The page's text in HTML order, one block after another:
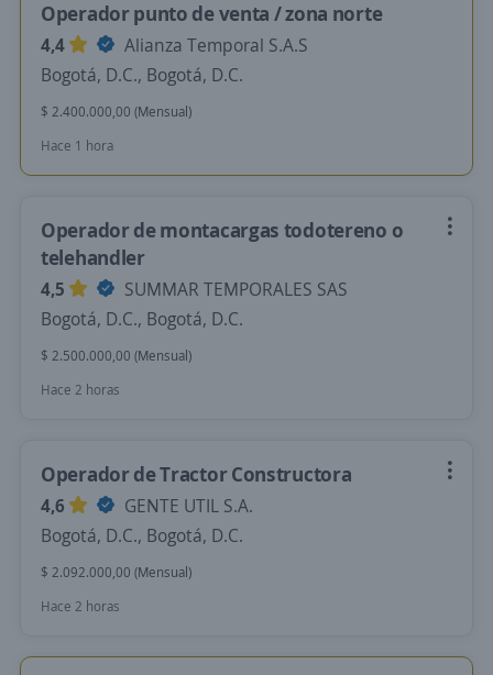
Operador punto de venta / zona norte
4,4
Alianza Temporal S.A.S
Bogotá, D.C., Bogotá, D.C.
$ 2.400.000,00 (Mensual)
Hace 1 hora
Operador de montacargas todotereno o
telehandler
4,5
SUMMAR TEMPORALES SAS
Bogotá, D.C., Bogotá, D.C.
$ 2.500.000,00 (Mensual)
Hace 2 horas
Operador de Tractor Constructora
4,6
GENTE UTIL S.A.
Bogotá, D.C., Bogotá, D.C.
$ 2.092.000,00 (Mensual)
Hace 2 horas